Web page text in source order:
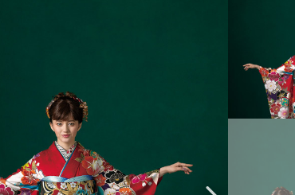
徳島県(23)
九州／沖縄
福岡県(160)
大